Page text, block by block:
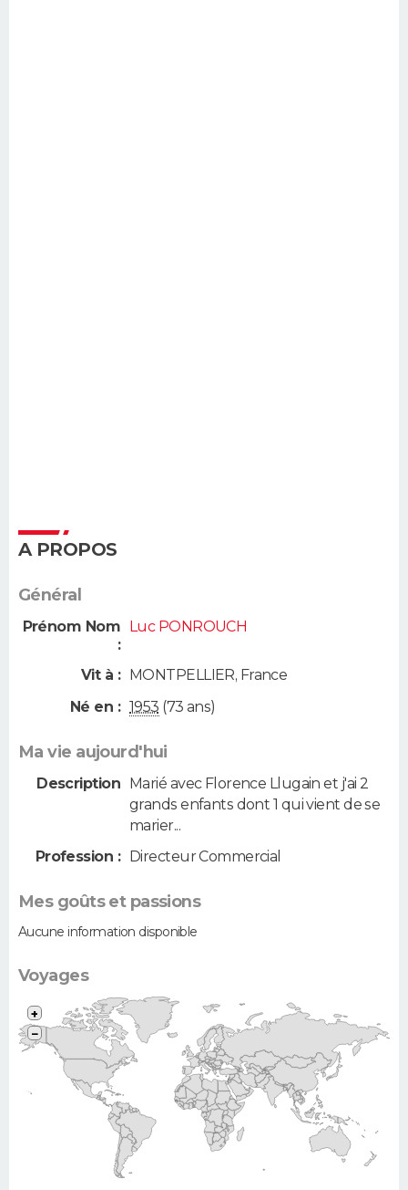
A PROPOS
Général
Prénom Nom
:
Luc PONROUCH
Vit à : MONTPELLIER, France
Né en : 1953 (73 ans)
Ma vie aujourd'hui
Description Marié avec Florence Llugain et j'ai 2
grands enfants dont 1 qui vient de se
marier...
Profession : Directeur Commercial
Mes goûts et passions
Aucune information disponible
Voyages
+
−